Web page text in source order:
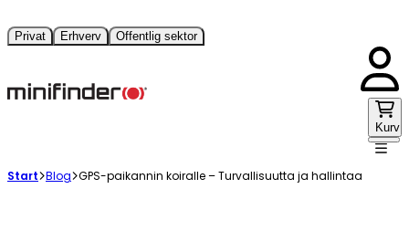
Privat Erhverv Offentlig sektor
Kurv
Start Blog GPS-paikannin koiralle – Turvallisuutta ja hallintaa